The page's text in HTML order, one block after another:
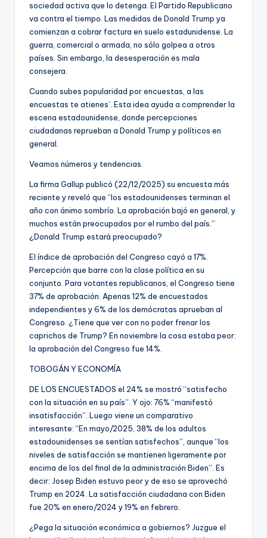
sociedad activa que lo detenga. El Partido Republicano
va contra el tiempo. Las medidas de Donald Trump ya
comienzan a cobrar factura en suelo estadunidense. La
guerra, comercial o armada, no sólo golpea a otros
países. Sin embargo, la desesperación es mala
consejera.
Cuando subes popularidad por encuestas, a las
encuestas te atienes’. Esta idea ayuda a comprender la
escena estadounidense, donde percepciones
ciudadanas reprueban a Donald Trump y políticos en
general.
Veamos números y tendencias.
La firma Gallup publicó (22/12/2025) su encuesta más
reciente y reveló que “los estadounidenses terminan el
año con ánimo sombrío. La aprobación bajó en general, y
muchos están preocupados por el rumbo del país.”
¿Donald Trump estará preocupado?
El índice de aprobación del Congreso cayó a 17%.
Percepción que barre con la clase política en su
conjunto. Para votantes republicanos, el Congreso tiene
37% de aprobación. Apenas 12% de encuestados
independientes y 6% de los demócratas aprueban al
Congreso. ¿Tiene que ver con no poder frenar los
caprichos de Trump? En noviembre la cosa estaba peor:
la aprobación del Congreso fue 14%.
TOBOGÁN Y ECONOMÍA
DE LOS ENCUESTADOS el 24% se mostró “satisfecho
con la situación en su país”. Y ojo: 76% “manifestó
insatisfacción”. Luego viene un comparativo
interesante: “En mayo/2025, 38% de los adultos
estadounidenses se sentían satisfechos”, aunque “los
niveles de satisfacción se mantienen ligeramente por
encima de los del final de la administración Biden”. Es
decir: Josep Biden estuvo peor y de eso se aprovechó
Trump en 2024. La satisfacción ciudadana con Biden
fue 20% en enero/2024 y 19% en febrero.
¿Pega la situación económica a gobiernos? Juzgue el